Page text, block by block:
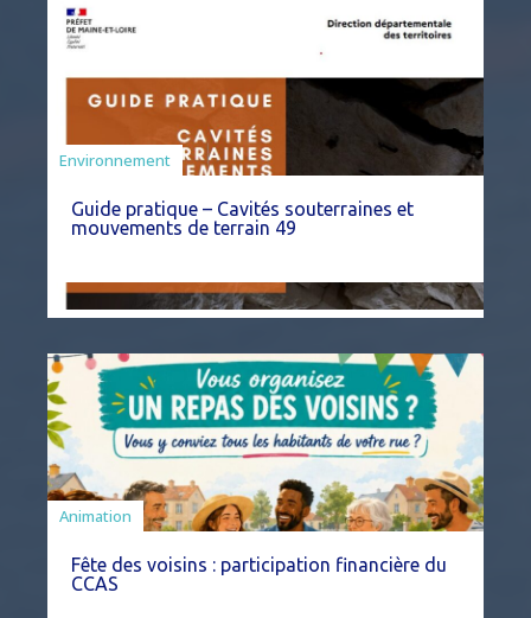
Environnement
Guide pratique – Cavités souterraines et
mouvements de terrain 49
Animation
Fête des voisins : participation financière du
CCAS